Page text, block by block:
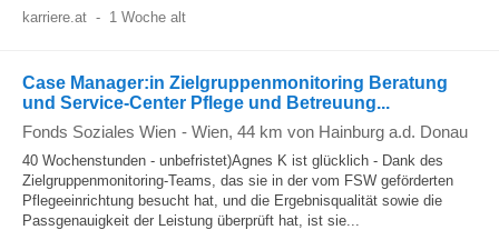
karriere.at - 1 Woche alt
Case Manager:in Zielgruppenmonitoring Beratung
und Service-Center Pflege und Betreuung...
Fonds Soziales Wien - Wien, 44 km von Hainburg a.d. Donau
40 Wochenstunden - unbefristet)Agnes K ist glücklich - Dank des
Zielgruppenmonitoring-Teams, das sie in der vom FSW geförderten
Pflegeeinrichtung besucht hat, und die Ergebnisqualität sowie die
Passgenauigkeit der Leistung überprüft hat, ist sie...